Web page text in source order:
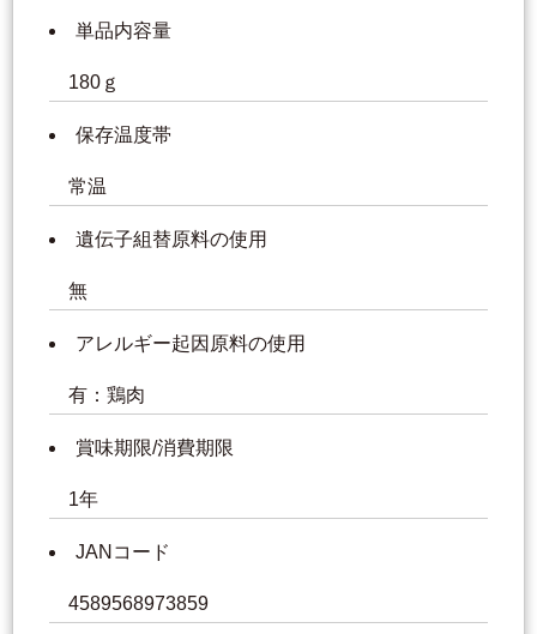
単品内容量
180ｇ
保存温度帯
常温
遺伝子組替原料の使用
無
アレルギー起因原料の使用
有：鶏肉
賞味期限/消費期限
1年
JANコード
4589568973859